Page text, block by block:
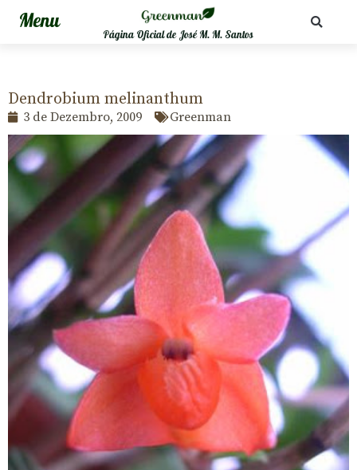
Página Oficial de José M. M. Santos
Dendrobium melinanthum
3 de Dezembro, 2009 Greenman